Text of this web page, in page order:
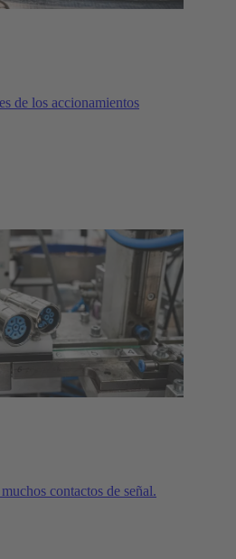
de los accionamientos
contactos de señal.